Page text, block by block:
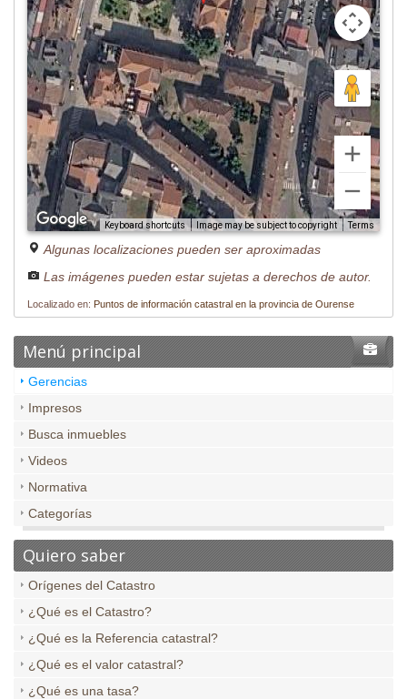
Keyboard shortcuts Image may be subject to copyright Terms
Algunas localizaciones pueden ser aproximadas
Las imágenes pueden estar sujetas a derechos de autor.
Localizado en: Puntos de información catastral en la provincia de Ourense
Menú principal
Gerencias
Impresos
Busca inmuebles
Videos
Normativa
Categorías
Quiero saber
Orígenes del Catastro
¿Qué es el Catastro?
¿Qué es la Referencia catastral?
¿Qué es el valor catastral?
¿Qué es una tasa?